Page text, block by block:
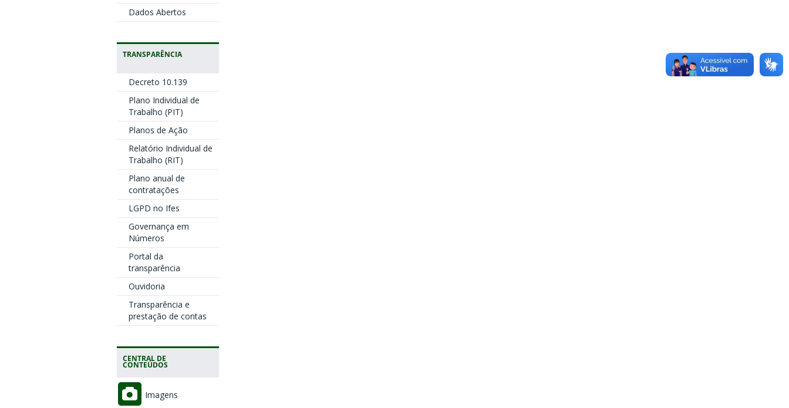
Dados Abertos
TRANSPARÊNCIA
Decreto 10.139
Plano Individual de
Trabalho (PIT)
Planos de Ação
Relatório Individual de
Trabalho (RIT)
Plano anual de
contratações
LGPD no Ifes
Governança em
Números
Portal da
transparência
Ouvidoria
Transparência e
prestação de contas
CENTRAL DE
CONTEÚDOS
Imagens